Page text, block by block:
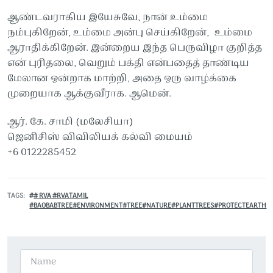
ஆண்டவராகிய இயேசுவே, நான் உம்மை
நம்புகிறேன், உம்மை அன்பு செய்கிறேன், உம்மை
ஆராதிக்கிறேன். இன்றைய இந்த பெருவிழா குறித்த
என் புரிதலை, வெறும் பக்தி என்பதைத் தாண்டிய
மேலான ஒன்றாக மாற்றி, அதை ஒரு வாழ்க்கை
முறையாக ஆக்குவீராக. ஆமென்.
ஆர். கே. சாமி (மலேசியா)
ஜெனிசிஸ் விவிலியக் கல்வி மையம்
+6 0122285452
TAGS
# RVA #RVATAMIL
#BAOBABTREE#ENVIRONMENT#TREE#NATURE#PLANTTREES#PROTECTEARTH